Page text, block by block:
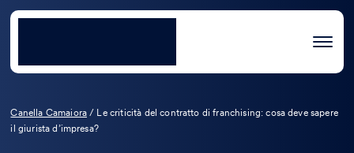
Canella Camaiora / Le criticità del contratto di franchising: cosa deve sapere
il giurista d’impresa?